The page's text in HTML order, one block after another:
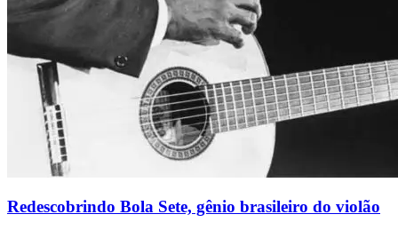
Redescobrindo Bola Sete, gênio brasileiro do violão